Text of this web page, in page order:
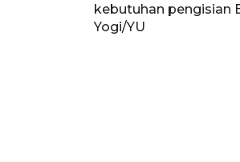
kebutuhan pengisian
Yogi/YU